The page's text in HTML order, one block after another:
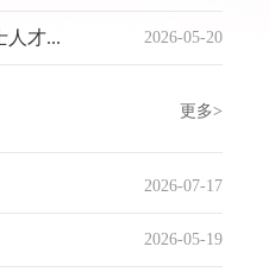
2026-05-20
人才...
更多>
2026-07-17
2026-05-19